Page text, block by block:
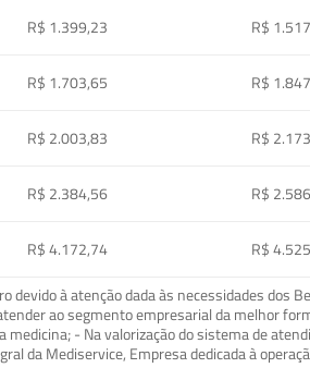
R$ 1.399,23 R$
R$ 1.703,65 R$
R$ 2.003,83 R$
R$ 2.384,56 R$
R$ 4.172,74 R$
à atenção dada às necessidades dos
ao segmento empresarial da melhor
- Na valorização do sistema de
da Mediservice, Empresa dedicada à